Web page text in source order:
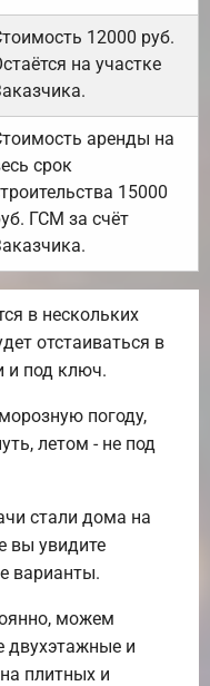
12000 руб.
на участке
аренды на
срок
15000
ГСМ за счёт
в нескольких
отстаиваться в
и под ключ.
погоду,
летом - не под
стали дома на
вы увидите
варианты.
можем
двухэтажные и
плитных и